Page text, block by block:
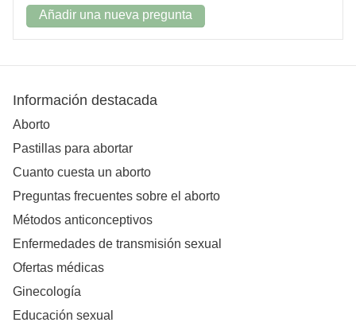
Añadir una nueva pregunta
Información destacada
Aborto
Pastillas para abortar
Cuanto cuesta un aborto
Preguntas frecuentes sobre el aborto
Métodos anticonceptivos
Enfermedades de transmisión sexual
Ofertas médicas
Ginecología
Educación sexual